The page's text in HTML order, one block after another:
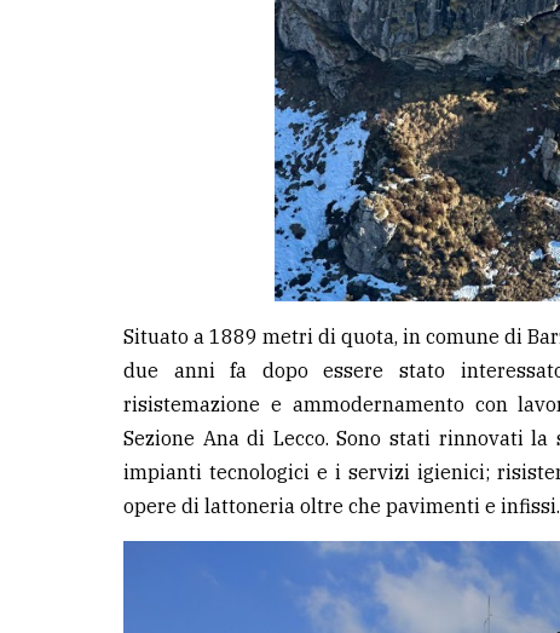
Situato a 1889 metri di quota, in comune di
due anni fa dopo essere stato
risistemazione e ammodernamento con
Sezione Ana di Lecco. Sono stati rinnovati
impianti tecnologici e i servizi igienici;
opere di lattoneria oltre che pavimenti e infissi.